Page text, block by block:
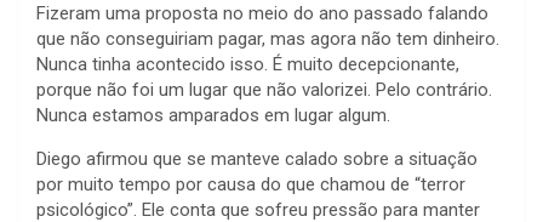
Fizeram uma proposta no meio do ano passado falando
que não conseguiriam pagar, mas agora não tem dinheiro.
Nunca tinha acontecido isso. É muito decepcionante,
porque não foi um lugar que não valorizei. Pelo contrário.
Nunca estamos amparados em lugar algum.
Diego afirmou que se manteve calado sobre a situação
por muito tempo por causa do que chamou de “terror
psicológico”. Ele conta que sofreu pressão para manter